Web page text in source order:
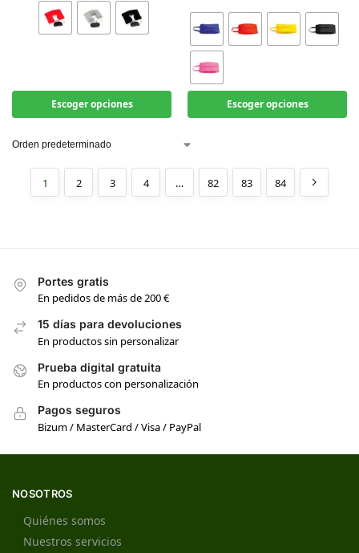
Escoger opciones Escoger opciones
1 2 3 4 … 82 83 84
Portes gratis
En pedidos de más de 200 €
15 días para devoluciones
En productos sin personalizar
Prueba digital gratuita
En productos con personalización
Pagos seguros
Bizum / MasterCard / Visa / PayPal
NOSOTROS
Quiénes somos
Nuestros servicios